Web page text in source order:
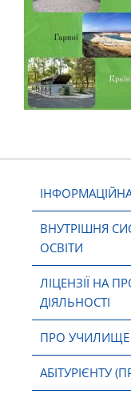
ІНФОРМАЦІЙНА
ВНУТРІШНЯ
ОСВІТИ
ЛІЦЕНЗІЇ НА
ДІЯЛЬНОСТІ
ПРО УЧИЛИЩЕ
АБІТУРІЄНТУ